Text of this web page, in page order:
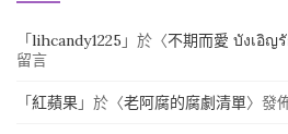
「lihcandy1225 」於〈不期而愛 บังเอิญ
留言
「紅蘋果 」於〈老阿腐的腐劇清單〉發